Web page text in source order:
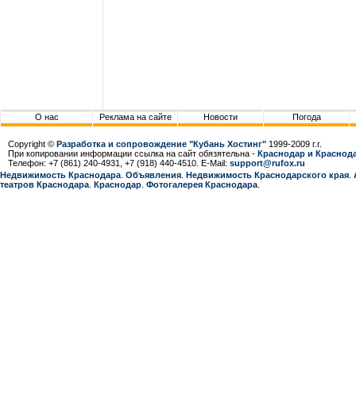
О нас Реклама на сайте Новости Погода
Copyright © Разработка и сопровождение "Кубань Хостинг" 1999-2009 г.г.
При копировании информации ссылка на сайт обязятельна - Краснодар и
Телефон: +7 (861) 240-4931, +7 (918) 440-4510. E-Mail: support@rufox.ru
Недвижимость Краснодара Объявления Недвижимость Краснодарcкого края
театров Краснодара Краснодар Фотогалерея Краснодара